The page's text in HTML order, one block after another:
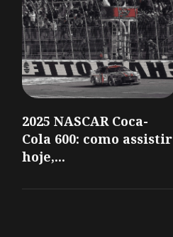
2025 NASCAR Coca-
Cola 600: como assistir
hoje,...